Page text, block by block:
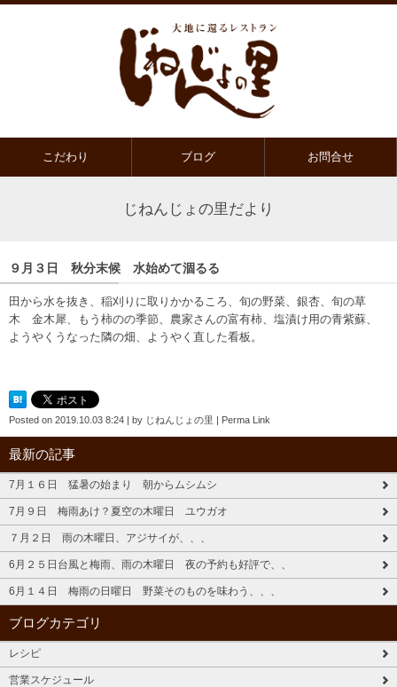
こだわり ブログ お問合せ
じねんじょの里だより
９月３日 秋分末候 水始めて涸るる
田から水を抜き、稲刈りに取りかかるころ、旬の野菜、銀杏、旬の草
木 金木犀、もう柿のの季節、農家さんの富有柿、塩漬け用の青紫蘇、
ようやくうなった隣の畑、ようやく直した看板。
Posted on 2019.10.03 8:24 | by じねんじょの里 | Perma Link
最新の記事
7月１６日 猛暑の始まり 朝からムシムシ
7月９日 梅雨あけ？夏空の木曜日 ユウガオ
７月２日 雨の木曜日、アジサイが、、、
6月２５日台風と梅雨、雨の木曜日 夜の予約も好評で、、
6月１４日 梅雨の日曜日 野菜そのものを味わう、、、
ブログカテゴリ
レシピ
営業スケジュール